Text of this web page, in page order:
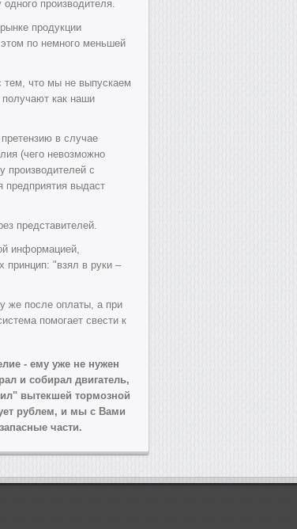
производителя.
продукции
этом по немного меньшей
тем, что мы не выпускаем
как наши
в случае
(чего невозможно
производителей с
предприятия выдаст
представителей.
информацией,
принцип: "взял в руки –
же после оплаты, а при
помогает свести к
- ему уже не нужен
и собирал двигатель,
вытекшей тормозной
рублем, и мы с Вами
части.